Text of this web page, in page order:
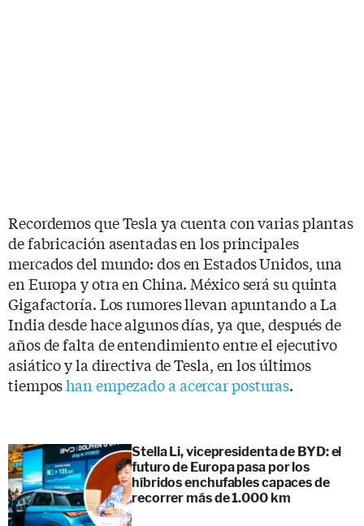
Recordemos que Tesla ya cuenta con varias plantas
de fabricación asentadas en los principales
mercados del mundo: dos en Estados Unidos, una
en Europa y otra en China. México será su quinta
Gigafactoría. Los rumores llevan apuntando a La
India desde hace algunos días, ya que, después de
años de falta de entendimiento entre el ejecutivo
asiático y la directiva de Tesla, en los últimos
tiemposhan empezado a acercar posturas.
Stella Li, vicepresidenta de BYD: el
futuro de Europa pasa por los
híbridos enchufables capaces de
recorrer más de 1.000 km